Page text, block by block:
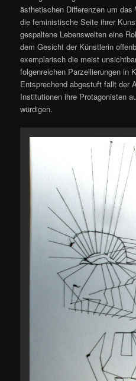
ästhetischen Differenzen um
die feministische Seite ihrer
gespaltene Lebenswelten eine
dem Gesicht der Künstlerin
exemplarisch die meist
folgenreichen Parzellierungen in
Entsprechend abgestuft fällt der
Institutionen ihre Protagonisten
würdigen.